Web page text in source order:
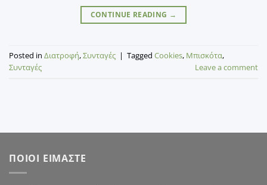
CONTINUE READING →
Posted in Διατροφή,Συνταγές | Tagged Cookies, Μπισκότα,
Συνταγές
Leave a comment
ΠΟΙΟΙ ΕΙΜΑΣΤΕ